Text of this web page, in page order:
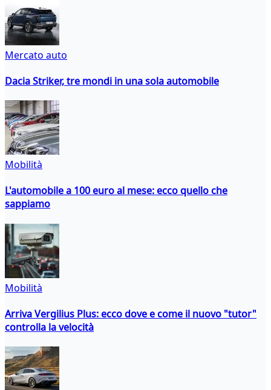
Mercato auto
Dacia Striker, tre mondi in una sola automobile
Mobilità
L'automobile a 100 euro al mese: ecco quello che
sappiamo
Mobilità
Arriva Vergilius Plus: ecco dove e come il nuovo "tutor"
controlla la velocità